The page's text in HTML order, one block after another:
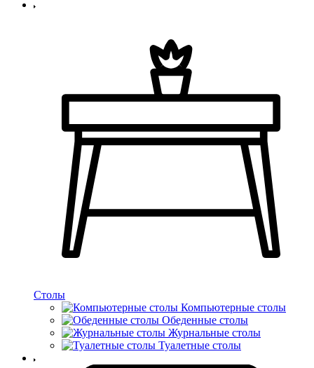
Столы
Компьютерные столы
Обеденные столы
Журнальные столы
Туалетные столы